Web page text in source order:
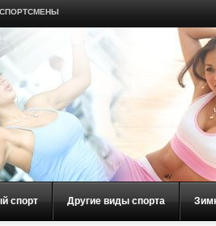
спорт Другие виды спорта